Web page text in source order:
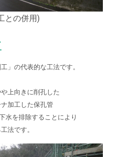
との併用)
」の代表的な工法です。
上向きに削孔した
加工した保孔管
水を排除することにより
法です。